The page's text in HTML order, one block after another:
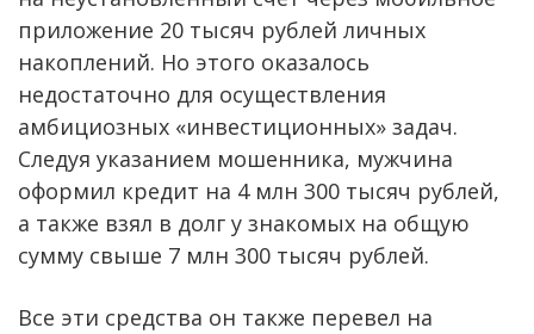
приложение 20 тысяч рублей личных
накоплений. Но этого оказалось
недостаточно для осуществления
амбициозных «инвестиционных» задач.
Следуя указанием мошенника, мужчина
оформил кредит на 4 млн 300 тысяч рублей,
а также взял в долг у знакомых на общую
сумму свыше 7 млн 300 тысяч рублей.
Все эти средства он также перевел на